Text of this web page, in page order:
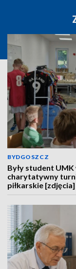
BYDGOSZCZ
Były student
charytatywny
piłkarskie [zdjęcia]